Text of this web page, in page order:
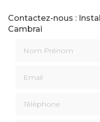
Contactez-nous :
Cambrai